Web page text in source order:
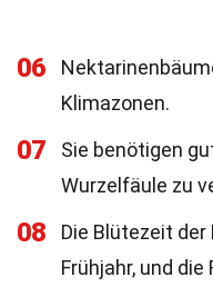
06
Klimazonen.
07
Sie benötigen
Wurzelfäule zu
08
Die Blütezeit
Frühjahr, und